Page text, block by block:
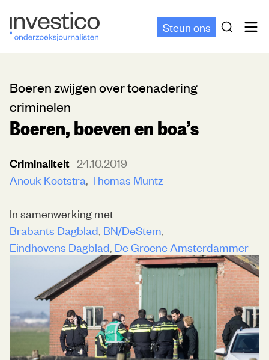
Steun ons
Boeren zwijgen over toenadering
criminelen
Boeren, boeven en boa’s
Criminaliteit 24.10.2019
Anouk Kootstra Thomas Muntz
In samenwerking met
Brabants Dagblad BN/DeStem
Eindhovens Dagblad De Groene Amsterdammer